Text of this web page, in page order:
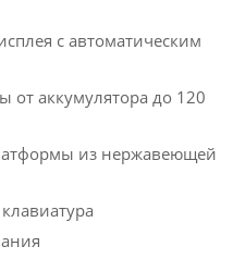
с автоматическим
от аккумулятора до 120
из нержавеющей